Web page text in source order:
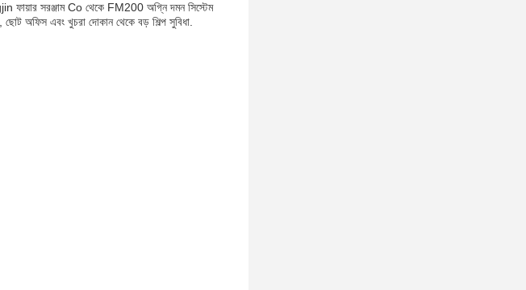
ফায়ার সরঞ্জাম Co থেকে FM200 অগ্নি দমন সিস্টেম
অফিস এবং খুচরা দোকান থেকে বড় শিল্প সুবিধা.